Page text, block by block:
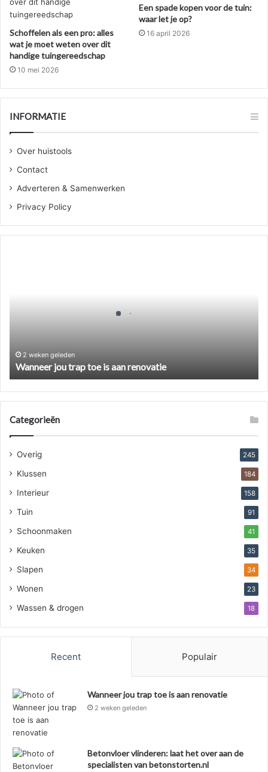
Schoffelen als een pro: alles
wat je moet weten over dit
handige tuingereedschap
10 mei 2026
Een spade kopen voor de tuin:
waar let je op?
16 april 2026
INFORMATIE
Over huistools
Contact
Adverteren & Samenwerken
Privacy Policy
2 weken geleden
Wanneer jou trap toe is aan renovatie
Categorieën
Overig 245
Klussen 184
Interieur 158
Tuin 91
Schoonmaken 41
Keuken 35
Slapen 34
Wonen 23
Wassen & drogen 18
Recent Populair
Wanneer jou trap toe is aan renovatie
2 weken geleden
Betonvloer vlinderen: laat het over aan de
specialisten van betonstorten.nl